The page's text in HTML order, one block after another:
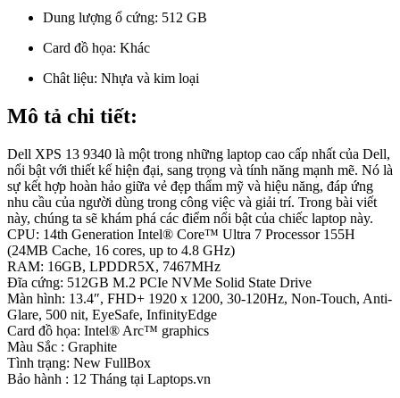
Dung lượng ổ cứng: 512 GB
Card đồ họa: Khác
Chât liệu: Nhựa và kim loại
Mô tả chi tiết:
Dell XPS 13 9340 là một trong những laptop cao cấp nhất của Dell,
nổi bật với thiết kế hiện đại, sang trọng và tính năng mạnh mẽ. Nó là
sự kết hợp hoàn hảo giữa vẻ đẹp thẩm mỹ và hiệu năng, đáp ứng
nhu cầu của người dùng trong công việc và giải trí. Trong bài viết
này, chúng ta sẽ khám phá các điểm nổi bật của chiếc laptop này.
CPU: 14th Generation Intel® Core™ Ultra 7 Processor 155H
(24MB Cache, 16 cores, up to 4.8 GHz)
RAM: 16GB, LPDDR5X, 7467MHz
Đĩa cứng: 512GB M.2 PCIe NVMe Solid State Drive
Màn hình: 13.4″, FHD+ 1920 x 1200, 30-120Hz, Non-Touch, Anti-
Glare, 500 nit, EyeSafe, InfinityEdge
Card đồ họa: Intel® Arc™ graphics
Màu Sắc : Graphite
Tình trạng: New FullBox
Bảo hành : 12 Tháng tại Laptops.vn